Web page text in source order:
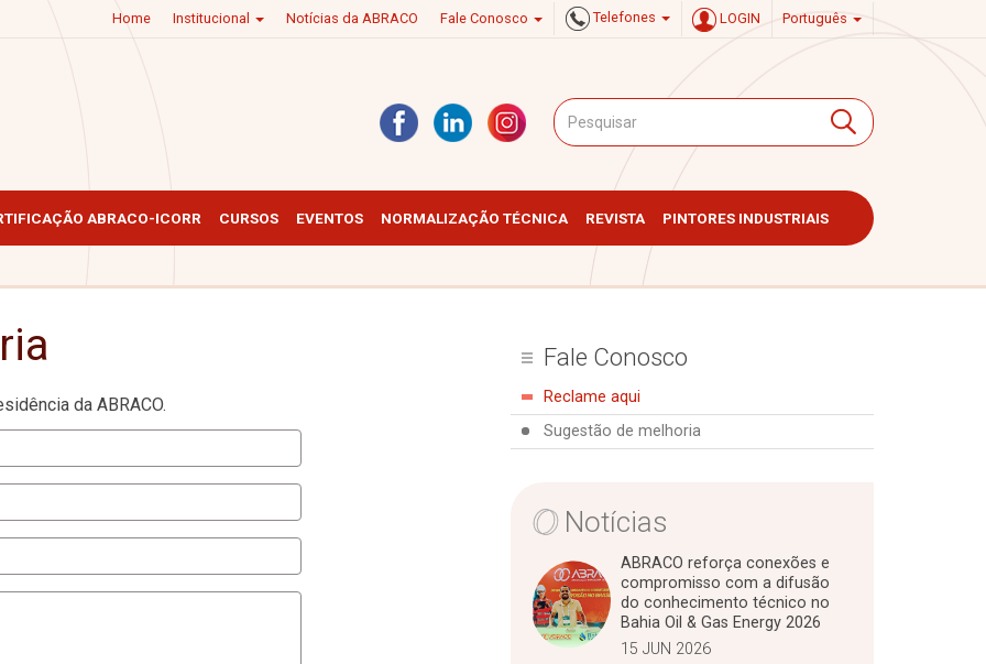
Home Institucional Notícias da ABRACO Fale Conosco Telefones LOGIN Português
ABRACO-ICORR CURSOS EVENTOS NORMALIZAÇÃO TÉCNICA REVISTA PINTORES INDUSTRIAIS
da ABRACO.
Fale Conosco
Reclame aqui
Sugestão de melhoria
Notícias
ABRACO reforça conexões e
compromisso com a difusão
do conhecimento técnico no
Bahia Oil & Gas Energy 2026
15 JUN 2026